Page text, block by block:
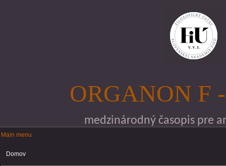
ORGANON F
medzinárodný časopis pre
Main menu
Main menu
Domov